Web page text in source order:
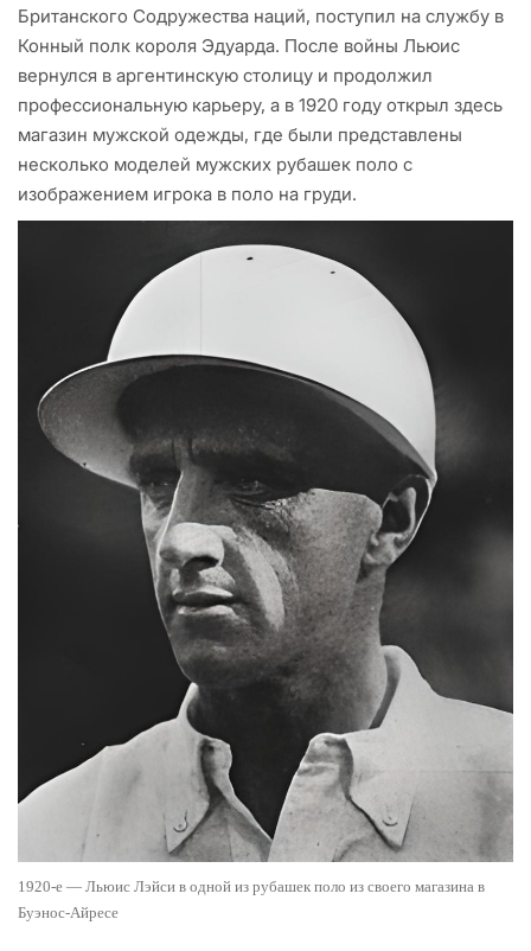
Британского Содружества наций, поступил на службу в
Конный полк короля Эдуарда. После войны Льюис
вернулся в аргентинскую столицу и продолжил
профессиональную карьеру, а в 1920 году открыл здесь
магазин мужской одежды, где были представлены
несколько моделей мужских рубашек поло с
изображением игрока в поло на груди.
1920-е — Льюис Лэйси в одной из рубашек поло из своего магазина в
Буэнос-Айресе